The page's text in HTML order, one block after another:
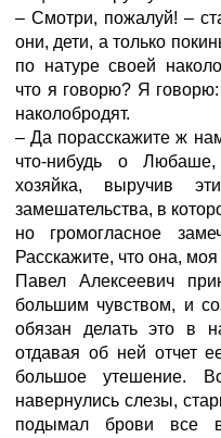
– Смотри, пожалуй! –
они, дети, а только
по натуре своей
что я говорю? Я
наколобродят.
– Да порасскажите ж
что-нибудь о
хозяйка, выручив
замешательства, в
но громогласное
Расскажите, что она,
Павел Алексеевич
большим чувством, и
обязан делать это в
отдавая об ней отчет
большое утешение.
навернулись слезы,
подымал брови все